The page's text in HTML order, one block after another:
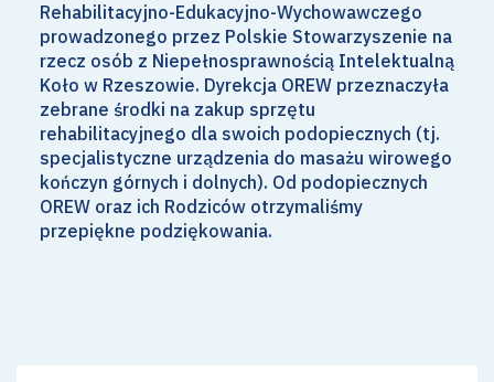
Rehabilitacyjno-Edukacyjno-Wychowawczego
prowadzonego przez Polskie Stowarzyszenie na
rzecz osób z Niepełnosprawnością Intelektualną
Koło w Rzeszowie. Dyrekcja OREW przeznaczyła
zebrane środki na zakup sprzętu
rehabilitacyjnego dla swoich podopiecznych (tj.
specjalistyczne urządzenia do masażu wirowego
kończyn górnych i dolnych). Od podopiecznych
OREW oraz ich Rodziców otrzymaliśmy
przepiękne podziękowania.